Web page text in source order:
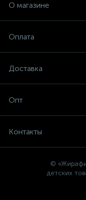
О магазине
Оплата
Доставка
Опт
Контакты
©
детских